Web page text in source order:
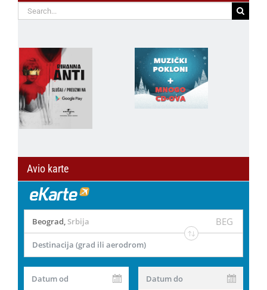
Search
for:
Avio karte
Beograd, Srbija BEG
Destinacija (grad ili aerodrom)
Datum od Datum do